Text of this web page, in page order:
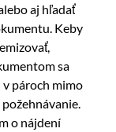
aj hľadať
Keby
sa
pároch mimo
o nájdení